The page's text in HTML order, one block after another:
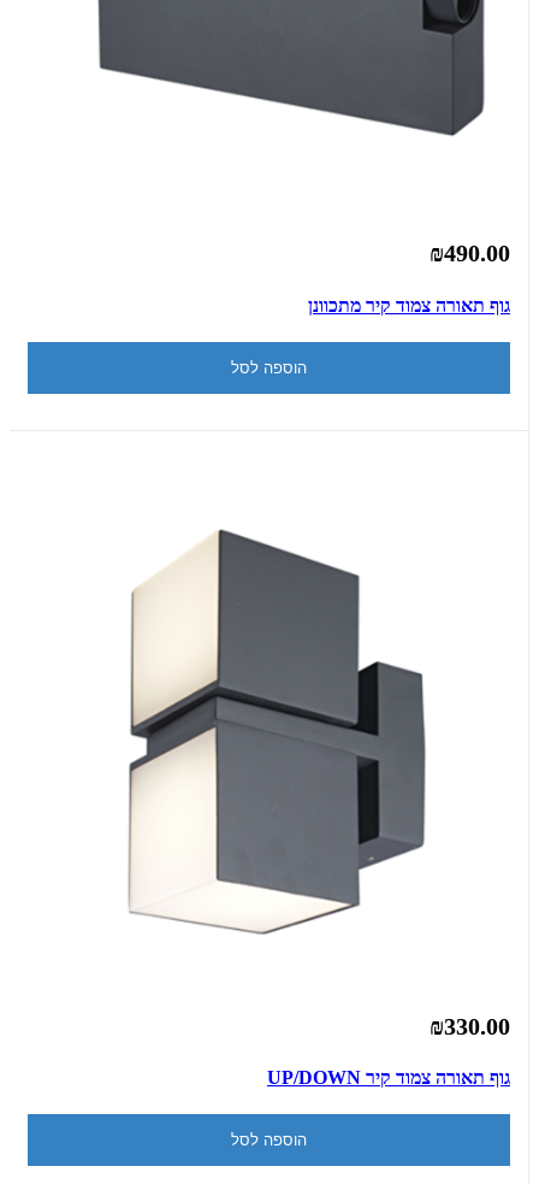
₪490.00
גוף תאורה צמוד קיר מתכוונן
הוספה לסל
₪330.00
גוף תאורה צמוד קיר UP/DOWN
הוספה לסל